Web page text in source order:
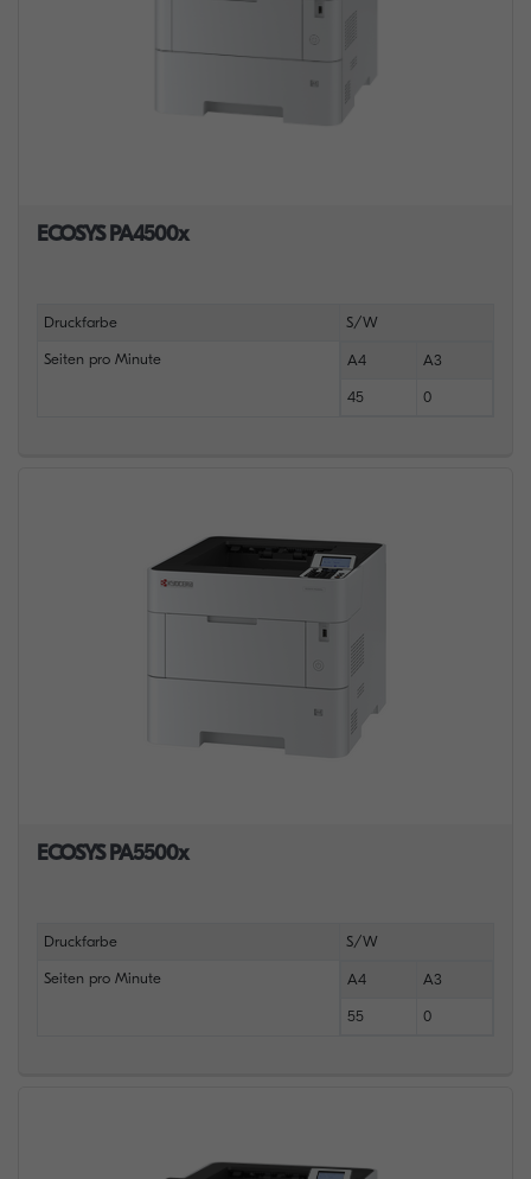
ECOSYS PA4500x
Druckfarbe S/W
Seiten pro Minute A4 A3
45 0
ECOSYS PA5500x
Druckfarbe S/W
Seiten pro Minute A4 A3
55 0